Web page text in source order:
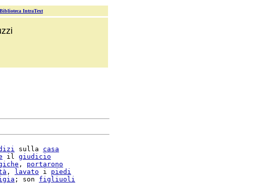
Biblioteca IntraText
sulla casa
il giudicio
, portarono
, lavato i piedi
; son figliuoli